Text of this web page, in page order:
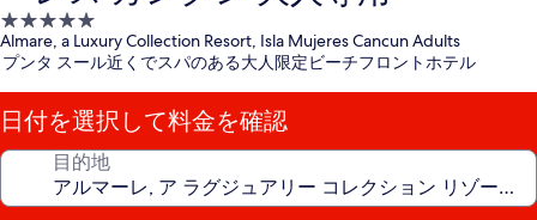
5.0
つ
星
宿
泊
施
Almare, a Luxury Collection Resort, Isla Mujeres Cancun Adults
プンタ スール近くでスパのある大人限定ビーチフロントホテル
日付を選択して料金を確認
目的地